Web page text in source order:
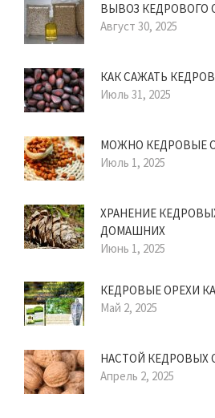
ВЫВОЗ КЕДРОВОГО
Август 30, 2025
КАК САЖАТЬ
Июль 31, 2025
МОЖНО КЕДРОВЫЕ
Июль 1, 2025
ХРАНЕНИЕ
ДОМАШНИХ
Июнь 1, 2025
КЕДРОВЫЕ ОРЕХИ
Май 2, 2025
НАСТОЙ КЕДРОВЫХ
Апрель 2, 2025